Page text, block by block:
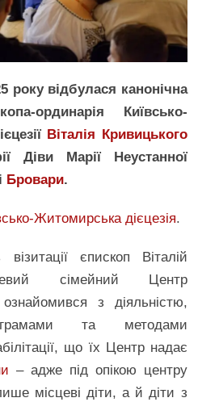
року відбулася канонічна
ординарія Київсько-
Віталія Кривицького
Діви Марії Неустанної
Бровари.
Житомирська дієцезія.
єпископ Віталій
сімейний Центр
з діяльністю,
та методами
що їх Центр надає
– адже під опікою центру
місцеві діти, а й діти з